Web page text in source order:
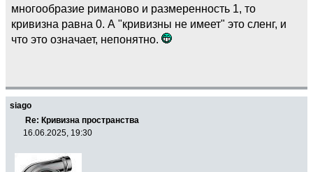
многообразие риманово и размеренность 1, то
кривизна равна 0. А "кривизны не имеет" это сленг, и
что это означает, непонятно.
siago
Re: Кривизна пространства
16.06.2025, 19:30